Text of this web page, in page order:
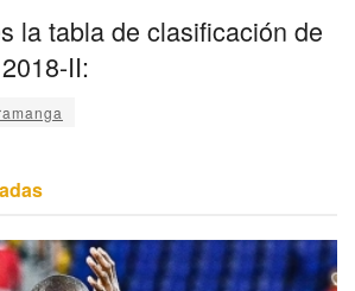
la tabla de clasificación de
II: